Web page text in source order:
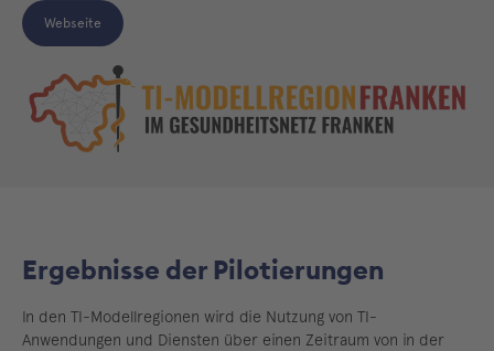
Webseite
Ergebnisse der Pilotierungen
In den TI-Modellregionen wird die Nutzung von TI-
Anwendungen und Diensten über einen Zeitraum von in der